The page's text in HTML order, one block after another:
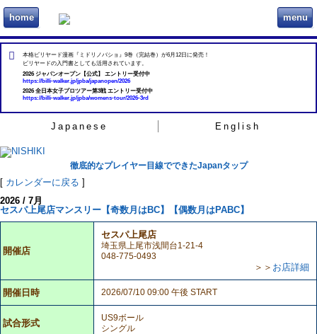
home ビリヲカ menu
本格ビリヤード漫画『ミドリノバショ』9巻（完結巻）が6月12日に発売！
ビリヤードの入門書としても活用されています。
2026 ジャパンオープン【公式】 エントリー受付中
https://billi-walker.jp/jpba/japanopen/2026
2026 全日本女子プロツアー第3戦 エントリー受付中
https://billi-walker.jp/jpba/womens-tour/2026-3rd
Japanese English
徹底的なプレイヤー目線でできたJapanタップ
[ カレンダーに戻る ]
2026 / 7月
セスパ上尾店マンスリー【奇数月はBC】【偶数月はPABC】
開催店
セスパ上尾店
埼玉県上尾市浅間台1-21-4
048-775-0493
＞＞ お店詳細
開催日時 2026/07/10 09:00 午後 START
試合形式
US9ボール
シングル